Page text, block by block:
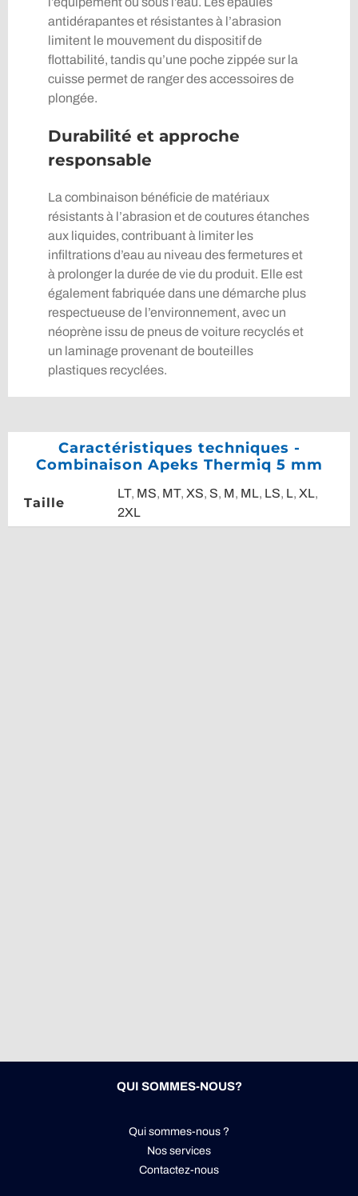
antidérapantes et résistantes à l’abrasion
limitent le mouvement du dispositif de
flottabilité, tandis qu’une poche zippée sur la
cuisse permet de ranger des accessoires de
plongée.
Durabilité et approche
responsable
La combinaison bénéficie de matériaux
résistants à l’abrasion et de coutures étanches
aux liquides, contribuant à limiter les
infiltrations d’eau au niveau des fermetures et
à prolonger la durée de vie du produit. Elle est
également fabriquée dans une démarche plus
respectueuse de l’environnement, avec un
néoprène issu de pneus de voiture recyclés et
un laminage provenant de bouteilles
plastiques recyclées.
Caractéristiques techniques -
Combinaison Apeks Thermiq 5 mm
Taille
LT, MS, MT, XS, S, M, ML, LS, L, XL,
2XL
QUI SOMMES-NOUS?
Qui sommes-nous ?
Nos services
Contactez-nous